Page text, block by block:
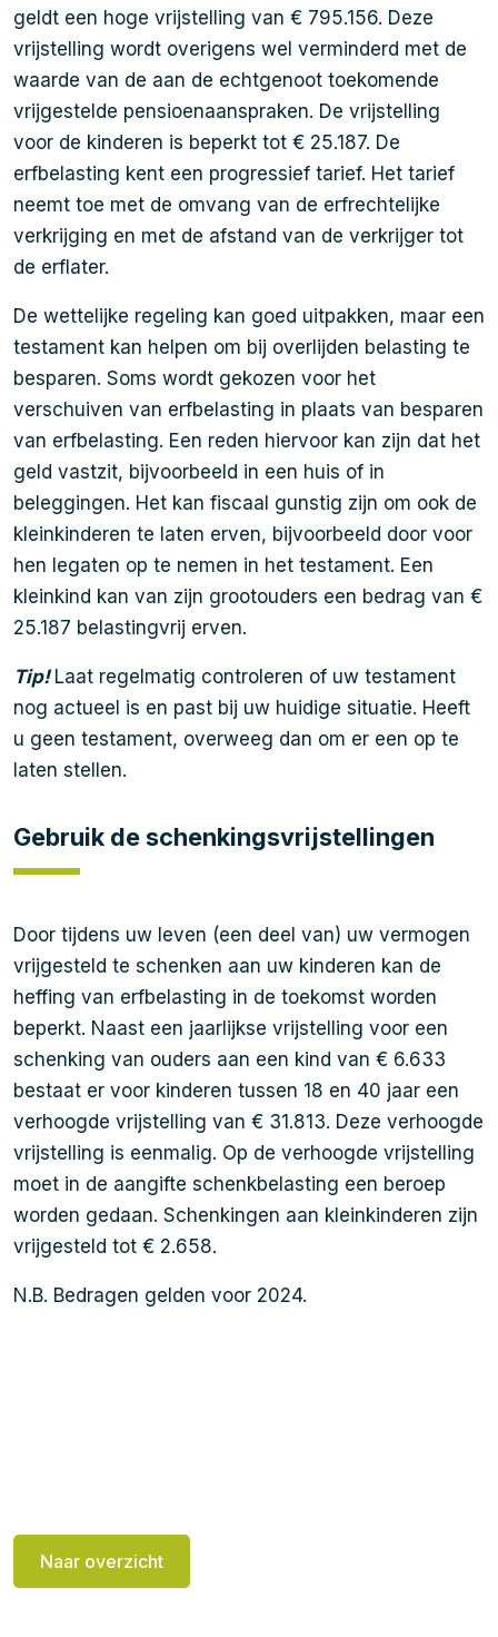
geldt een hoge vrijstelling van € 795.156. Deze
vrijstelling wordt overigens wel verminderd met de
waarde van de aan de echtgenoot toekomende
vrijgestelde pensioenaanspraken. De vrijstelling
voor de kinderen is beperkt tot € 25.187. De
erfbelasting kent een progressief tarief. Het tarief
neemt toe met de omvang van de erfrechtelijke
verkrijging en met de afstand van de verkrijger tot
de erflater.
De wettelijke regeling kan goed uitpakken, maar een
testament kan helpen om bij overlijden belasting te
besparen. Soms wordt gekozen voor het
verschuiven van erfbelasting in plaats van besparen
van erfbelasting. Een reden hiervoor kan zijn dat het
geld vastzit, bijvoorbeeld in een huis of in
beleggingen. Het kan fiscaal gunstig zijn om ook de
kleinkinderen te laten erven, bijvoorbeeld door voor
hen legaten op te nemen in het testament. Een
kleinkind kan van zijn grootouders een bedrag van €
25.187 belastingvrij erven.
Tip! Laat regelmatig controleren of uw testament
nog actueel is en past bij uw huidige situatie. Heeft
u geen testament, overweeg dan om er een op te
laten stellen.
Gebruik de schenkingsvrijstellingen
Door tijdens uw leven (een deel van) uw vermogen
vrijgesteld te schenken aan uw kinderen kan de
heffing van erfbelasting in de toekomst worden
beperkt. Naast een jaarlijkse vrijstelling voor een
schenking van ouders aan een kind van € 6.633
bestaat er voor kinderen tussen 18 en 40 jaar een
verhoogde vrijstelling van € 31.813. Deze verhoogde
vrijstelling is eenmalig. Op de verhoogde vrijstelling
moet in de aangifte schenkbelasting een beroep
worden gedaan. Schenkingen aan kleinkinderen zijn
vrijgesteld tot € 2.658.
N.B. Bedragen gelden voor 2024.
Naar overzicht